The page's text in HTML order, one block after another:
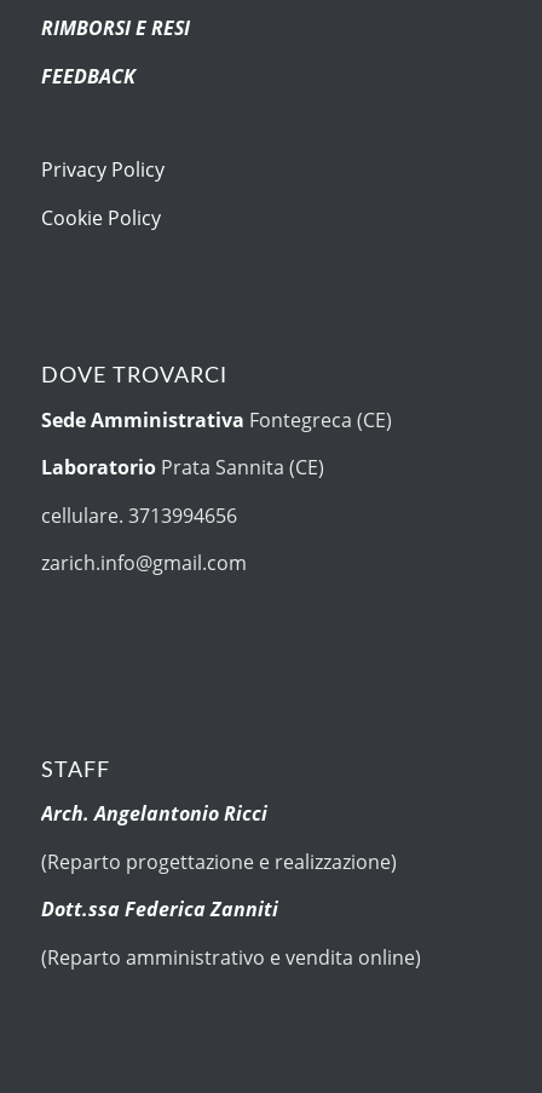
RIMBORSI E RESI
FEEDBACK
Privacy Policy
Cookie Policy
DOVE TROVARCI
Sede Amministrativa Fontegreca (CE)
Laboratorio Prata Sannita (CE)
cellulare. 3713994656
zarich.info@gmail.com
STAFF
Arch. Angelantonio Ricci
(Reparto progettazione e realizzazione)
Dott.ssa Federica Zanniti
(Reparto amministrativo e vendita online)